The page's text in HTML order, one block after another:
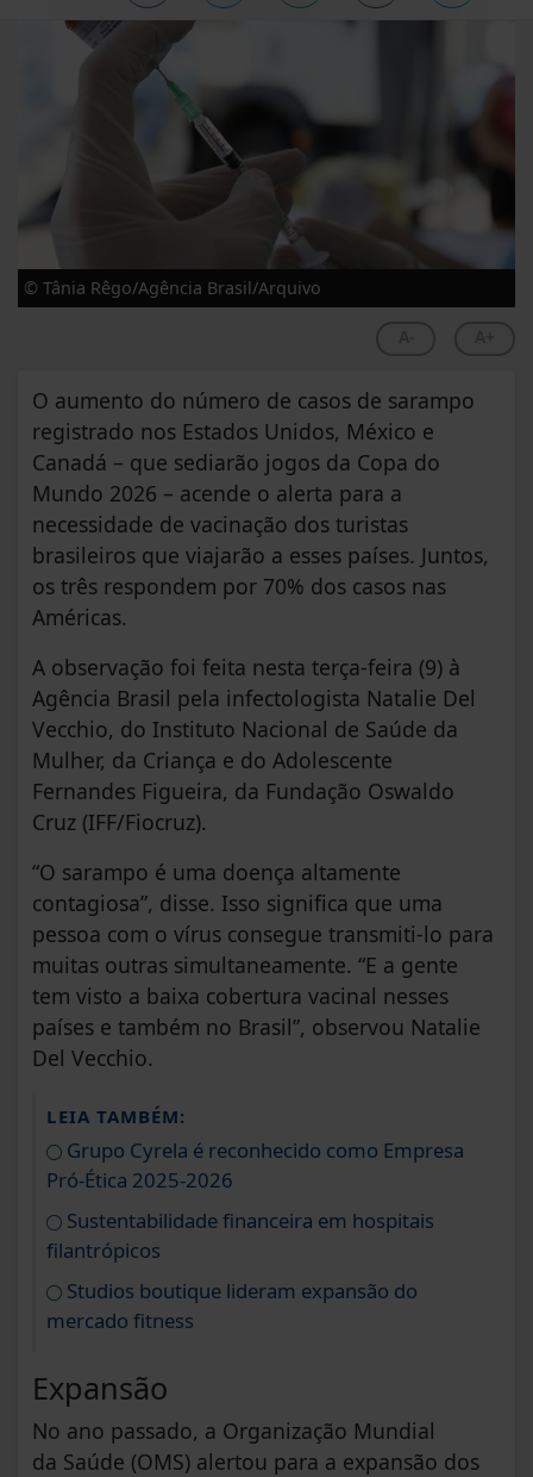
© Tânia Rêgo/Agência Brasil/Arquivo
O aumento do número de casos de sarampo
registrado nos Estados Unidos, México e
Canadá – que sediarão jogos da Copa do
Mundo 2026 – acende o alerta para a
necessidade de vacinação dos turistas
brasileiros que viajarão a esses países. Juntos,
os três respondem por 70% dos casos nas
Américas.
A observação foi feita nesta terça-feira (9) à
Agência Brasil pela infectologista Natalie Del
Vecchio, do Instituto Nacional de Saúde da
Mulher, da Criança e do Adolescente
Fernandes Figueira, da Fundação Oswaldo
Cruz (IFF/Fiocruz).
“O sarampo é uma doença altamente
contagiosa”, disse. Isso significa que uma
pessoa com o vírus consegue transmiti-lo para
muitas outras simultaneamente. “E a gente
tem visto a baixa cobertura vacinal nesses
países e também no Brasil”, observou Natalie
Del Vecchio.
LEIA TAMBÉM:
Grupo Cyrela é reconhecido como Empresa
Pró-Ética 2025-2026
Sustentabilidade financeira em hospitais
filantrópicos
Studios boutique lideram expansão do
mercado fitness
Expansão
No ano passado, a Organização Mundial
da Saúde (OMS) alertou para a expansão dos